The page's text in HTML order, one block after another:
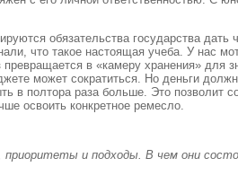
обязательства государства дать
что такое настоящая учеба. У нас
в «камеру хранения» для
может сократиться. Но деньги
в полтора раза больше. Это позволит
освоить конкретное ремесло.
приоритеты и подходы. В чем они